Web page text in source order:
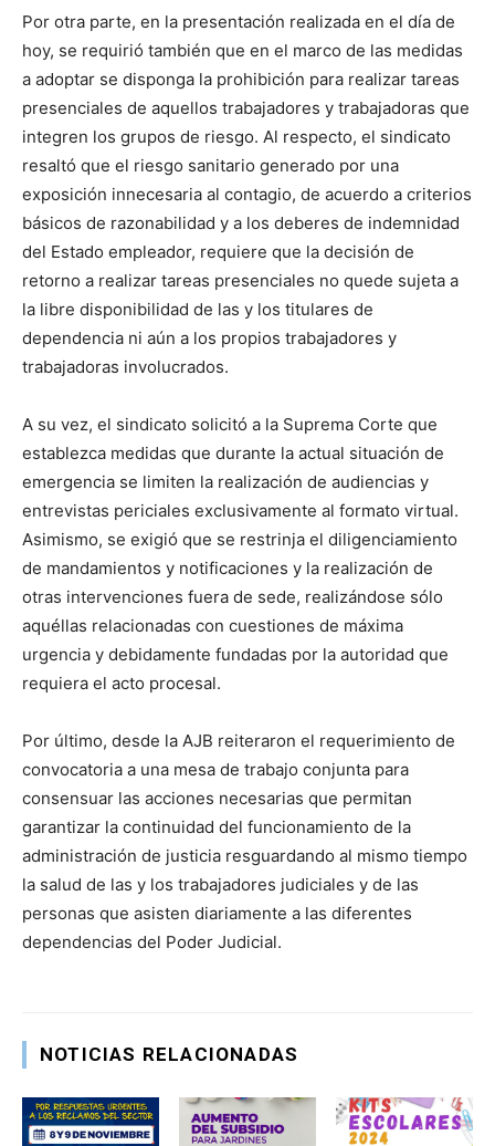
Por otra parte, en la presentación realizada en el día de
hoy, se requirió también que en el marco de las medidas
a adoptar se disponga la prohibición para realizar tareas
presenciales de aquellos trabajadores y trabajadoras que
integren los grupos de riesgo. Al respecto, el sindicato
resaltó que el riesgo sanitario generado por una
exposición innecesaria al contagio, de acuerdo a criterios
básicos de razonabilidad y a los deberes de indemnidad
del Estado empleador, requiere que la decisión de
retorno a realizar tareas presenciales no quede sujeta a
la libre disponibilidad de las y los titulares de
dependencia ni aún a los propios trabajadores y
trabajadoras involucrados.
A su vez, el sindicato solicitó a la Suprema Corte que
establezca medidas que durante la actual situación de
emergencia se limiten la realización de audiencias y
entrevistas periciales exclusivamente al formato virtual.
Asimismo, se exigió que se restrinja el diligenciamiento
de mandamientos y notificaciones y la realización de
otras intervenciones fuera de sede, realizándose sólo
aquéllas relacionadas con cuestiones de máxima
urgencia y debidamente fundadas por la autoridad que
requiera el acto procesal.
Por último, desde la AJB reiteraron el requerimiento de
convocatoria a una mesa de trabajo conjunta para
consensuar las acciones necesarias que permitan
garantizar la continuidad del funcionamiento de la
administración de justicia resguardando al mismo tiempo
la salud de las y los trabajadores judiciales y de las
personas que asisten diariamente a las diferentes
dependencias del Poder Judicial.
NOTICIAS RELACIONADAS